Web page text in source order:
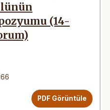
(14-
PDF Görüntüle